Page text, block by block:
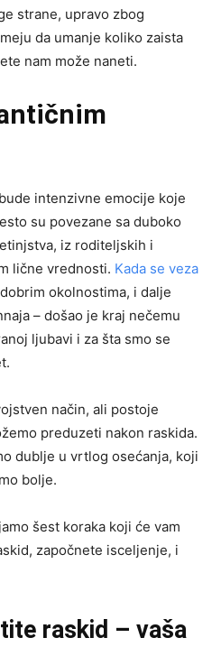
strane, upravo zbog
da umanje koliko zaista
nam može naneti.
intenzivne emocije koje
su povezane sa duboko
iz roditeljskih i
lične vrednosti. Kada se veza
okolnostima, i dalje
– došao je kraj nečemu
ljubavi i za šta smo se
način, ali postoje
preduzeti nakon raskida.
dublje u vrtlog osećanja, koji
bolje.
šest koraka koji će vam
započnete isceljenje, i
raskid – vaša